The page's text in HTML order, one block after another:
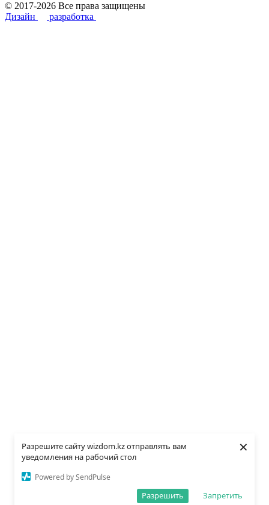
Разрешите сайту wizdom.kz отправлять вам
уведомления на рабочий стол
Powered by SendPulse
Запретить
Разрешить
×
© 2017-2026 Все права защищены
Дизайн
разработка